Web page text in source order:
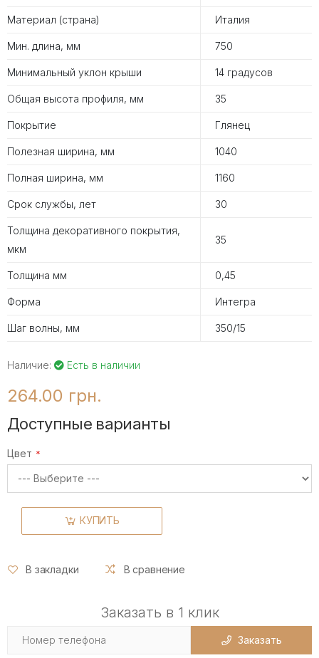
Материал (страна) Италия
Мин. длина, мм 750
Минимальный уклон крыши 14 градусов
Общая высота профиля, мм 35
Покрытие Глянец
Полезная ширина, мм 1040
Полная ширина, мм 1160
Срок службы, лет 30
Толщина декоративного покрытия,
мкм
35
Толщина мм 0,45
Форма Интегра
Шаг волны, мм 350/15
Наличие: Есть в наличии
264.00 грн.
Доступные варианты
Цвет
КУПИТЬ
В закладки В сравнение
Заказать в 1 клик
Заказать